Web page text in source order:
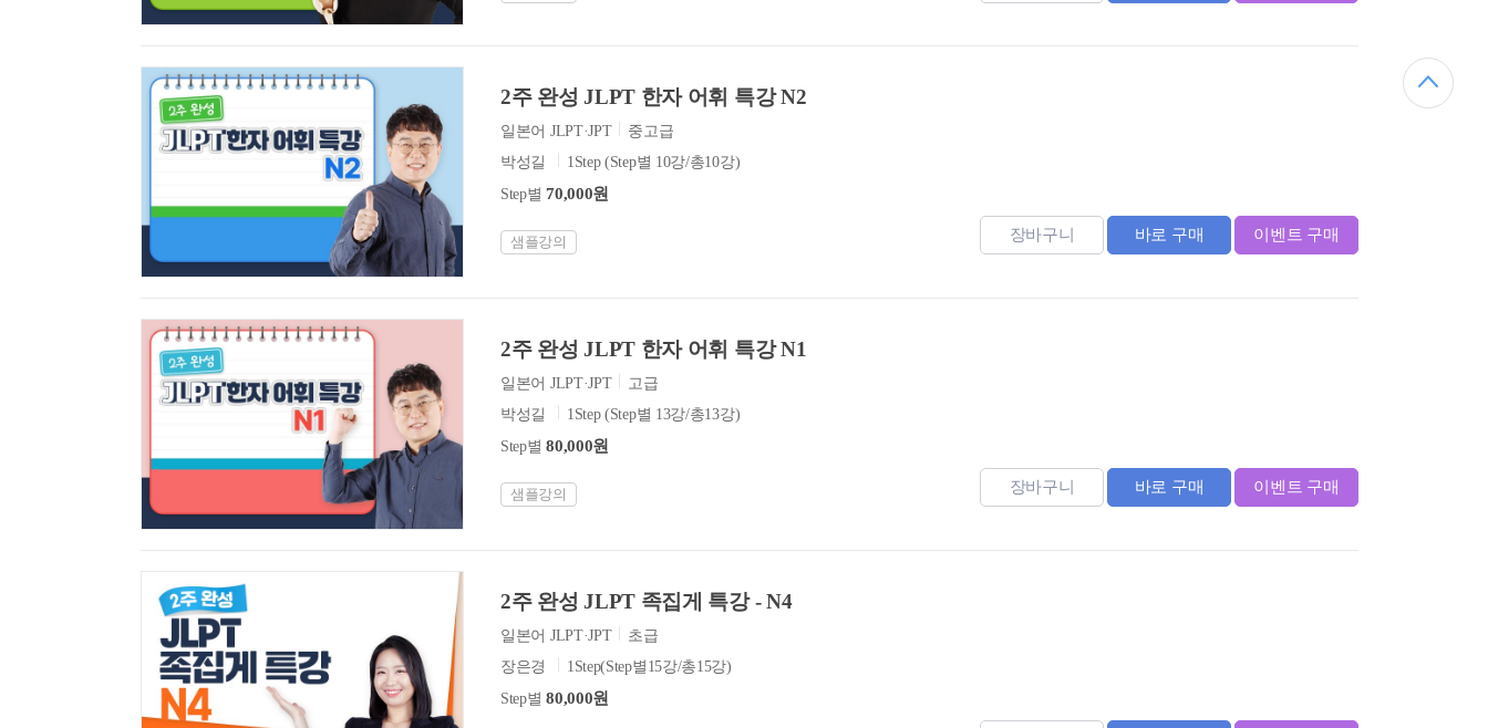
2주 완성 JLPT 한자 어휘 특강 N2
일본어 JLPT·JPT
중고급
박성길
1Step (Step별 10강/총10강)
Step별70,000원
샘플강의 장바구니 바로 구매 이벤트 구매
2주 완성 JLPT 한자 어휘 특강 N1
일본어 JLPT·JPT
고급
박성길
1Step (Step별 13강/총13강)
Step별80,000원
샘플강의 장바구니 바로 구매 이벤트 구매
2주 완성 JLPT 족집게 특강 - N4
일본어 JLPT·JPT
초급
장은경
1Step(Step별15강/총15강)
Step별80,000원